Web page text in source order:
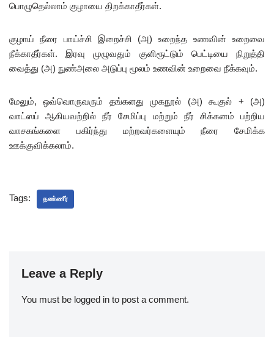
பொழுதெல்லாம் குழாயை திறக்காதீர்கள்.
குழாய் நீரை பாய்ச்சி இறைச்சி (அ) உறைந்த உணவின் உறைவை
நீக்காதீர்கள். இரவு முழுவதும் குளிரூட்டும் பெட்டியை நிறுத்தி
வைத்து (அ) நுண்அலை அடுப்பு மூலம் உணவின் உறைவை நீக்கவும்.
மேலும், ஒவ்வொருவரும் தங்களது முகநூல் (அ) கூகுல் + (அ)
வாட்ஸப் ஆகியவற்றில் நீர் சேமிப்பு மற்றும் நீர் சிக்கனம் பற்றிய
வாசகங்களை பகிர்ந்து மற்றவர்களையும் நீரை சேமிக்க
ஊக்குவிக்கலாம்.
Tags: தண்ணீர்
Leave a Reply
You must be logged in to post a comment.